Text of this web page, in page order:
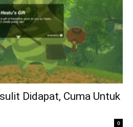
Didapat, Cuma Untuk
0